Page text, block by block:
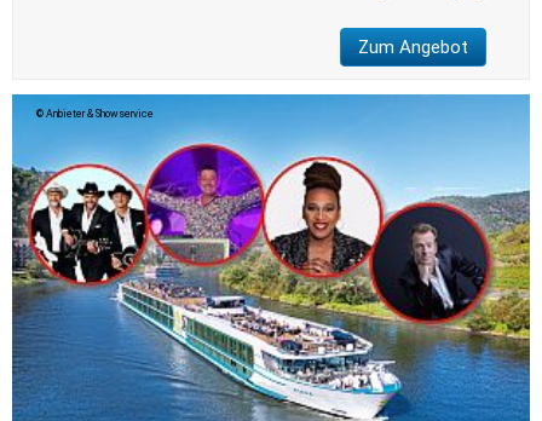
Zum Angebot
Anbieter & Showservice